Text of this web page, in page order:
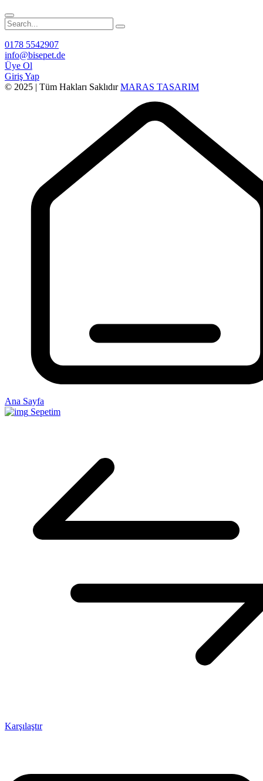
0178 5542907
info@bisepet.de
Üye Ol
Giriş Yap
© 2025 | Tüm Hakları SaklıdırMARAS TASARIM
Ana Sayfa
Sepetim
Karşılaştır